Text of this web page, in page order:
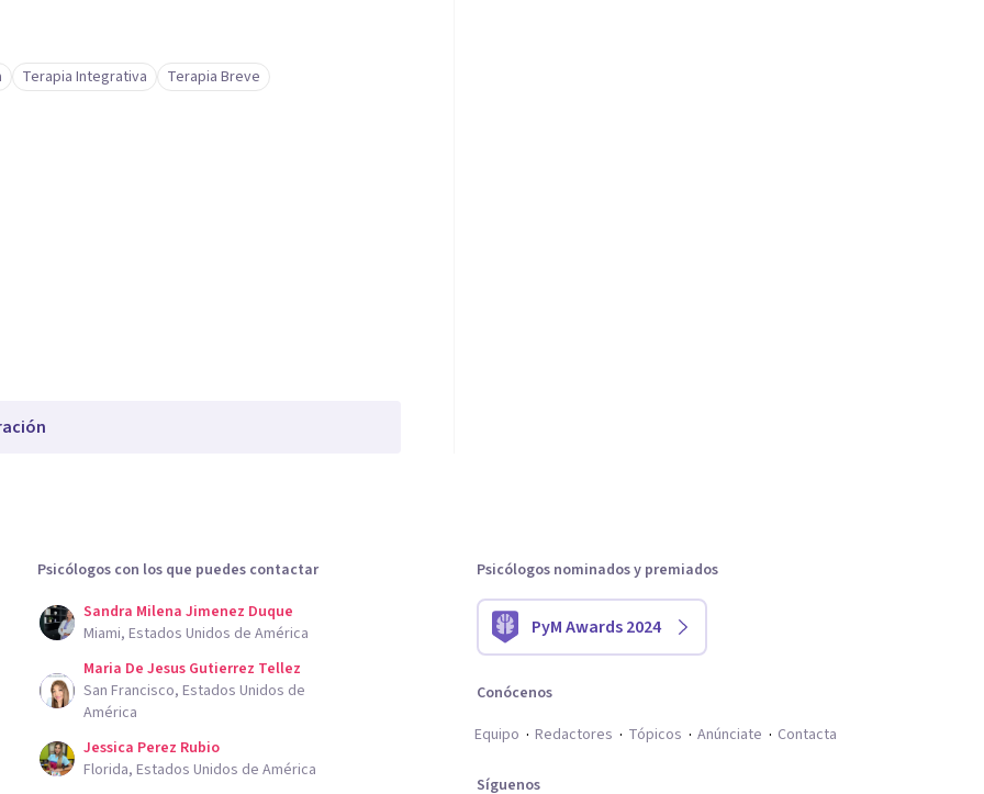
Terapia Integrativa
Terapia Breve
Psicólogos con los que puedes contactar
Sandra Milena Jimenez Duque
Miami, Estados Unidos de América
Maria De Jesus Gutierrez Tellez
San Francisco, Estados Unidos de
América
Jessica Perez Rubio
Florida, Estados Unidos de América
Psicólogos nominados y premiados
PyM Awards 2024
Conócenos
Equipo
Redactores Tópicos Anúnciate Contacta
Síguenos